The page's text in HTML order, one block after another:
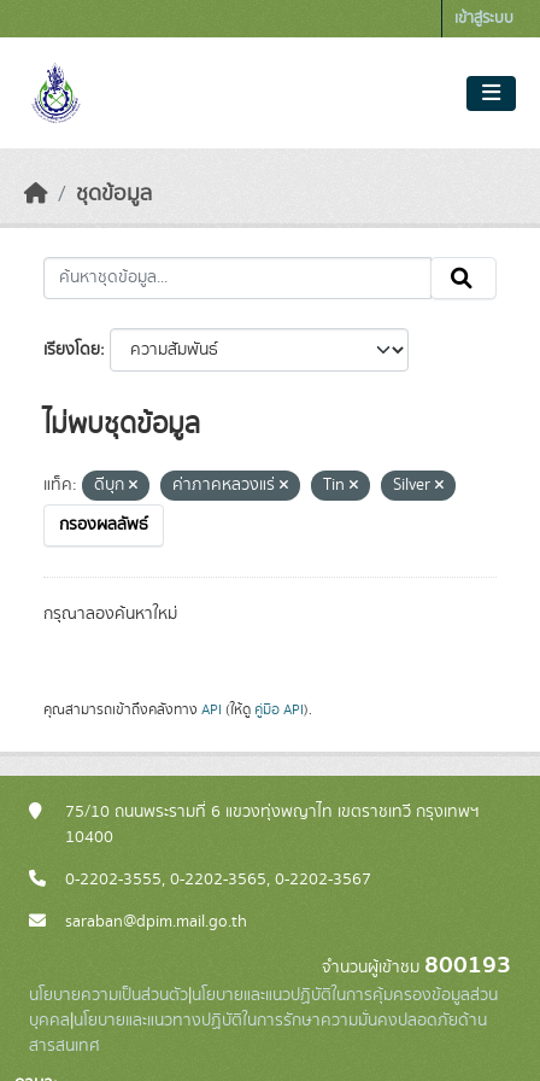
เข้าสู่ระบบ
ชุดข้อมูล
เรียงโดย
ไม่พบชุดข้อมูล
แท็ค: ดีบุก ค่าภาคหลวงแร่ Tin
Silver
กรองผลลัพธ์
กรุณาลองค้นหาใหม่
คุณสามารถเข้าถึงคลังทาง API (ให้ดู คู่มือ API).
75/10 ถนนพระรามที่ 6 แขวงทุ่งพญาไท เขตราชเทวี กรุงเทพฯ
10400
0-2202-3555, 0-2202-3565, 0-2202-3567
saraban@dpim.mail.go.th
จำนวนผู้เข้าชม 800193
นโยบายความเป็นส่วนตัว|นโยบายและแนวปฏิบัติในการคุ้มครองข้อมูลส่วน
บุคคล|นโยบายและแนวทางปฏิบัติในการรักษาความมั่นคงปลอดภัยด้าน
สารสนเทศ